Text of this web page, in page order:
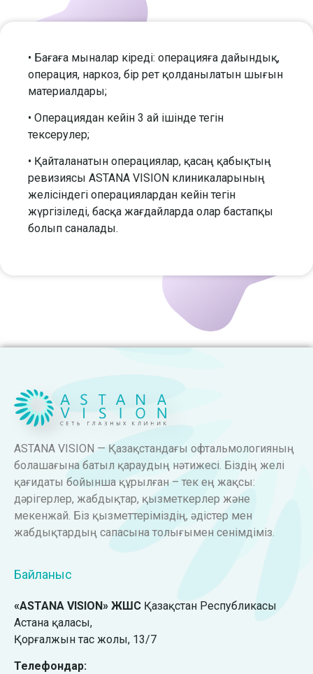
• Бағаға мыналар кіреді: операцияға дайындық,
операция, наркоз, бір рет қолданылатын шығын
материалдары;
• Операциядан кейін 3 ай ішінде тегін
тексерулер;
• Қайталанатын операциялар, қасаң қабықтың
ревизиясы ASTANA VISION клиникаларының
желісіндегі операциялардан кейін тегін
жүргізіледі, басқа жағдайларда олар бастапқы
болып саналады.
ASTANA VISION — Қазақстандағы офтальмологияның
болашағына батыл қараудың нәтижесі. Біздің желі
қағидаты бойынша құрылған – тек ең жақсы:
дәрігерлер, жабдықтар, қызметкерлер және
мекенжай. Біз қызметтеріміздің, әдістер мен
жабдықтардың сапасына толығымен сенімдіміз.
Байланыс
«ASTANA VISION» ЖШС Қазақстан Республикасы
Астана қаласы,
Қорғалжын тас жолы, 13/7
Телефондар: